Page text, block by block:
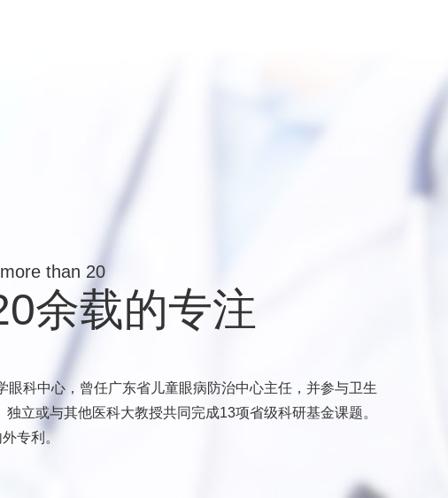
than 20
余载的专注
眼科中心，曾任广东省儿童眼病防治中心主任，并参与卫生
立或与其他医科大教授共同完成13项省级科研基金课题。
专利。